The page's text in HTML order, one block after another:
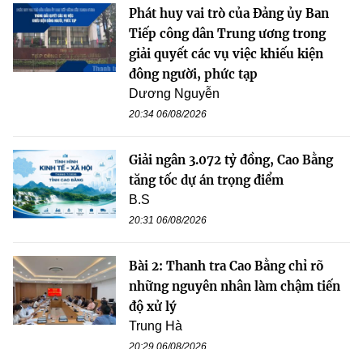
Phát huy vai trò của Đảng ủy Ban
Tiếp công dân Trung ương trong
giải quyết các vụ việc khiếu kiện
đông người, phức tạp
Dương Nguyễn
20:34 06/08/2026
Giải ngân 3.072 tỷ đồng, Cao Bằng
tăng tốc dự án trọng điểm
B.S
20:31 06/08/2026
Bài 2: Thanh tra Cao Bằng chỉ rõ
những nguyên nhân làm chậm tiến
độ xử lý
Trung Hà
20:29 06/08/2026